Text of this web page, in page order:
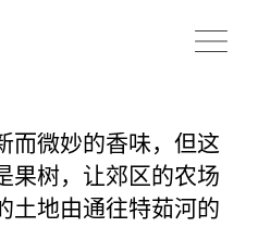
而微妙的香味，但这
果树，让郊区的农场
土地由通往特茹河的